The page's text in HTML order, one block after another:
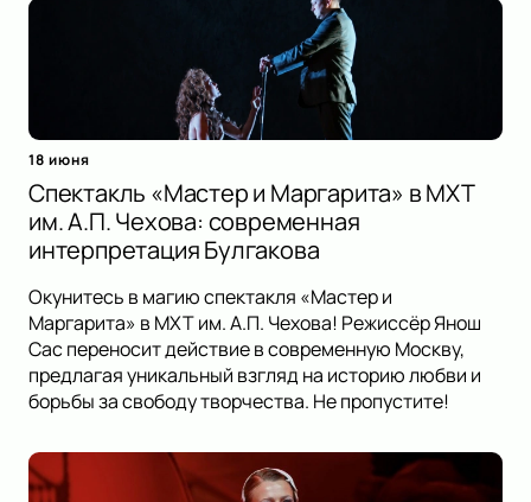
18 июня
Спектакль «Мастер и Маргарита» в МХТ
им. А.П. Чехова: современная
интерпретация Булгакова
Окунитесь в магию спектакля «Мастер и
Маргарита» в МХТ им. А.П. Чехова! Режиссёр Янош
Сас переносит действие в современную Москву,
предлагая уникальный взгляд на историю любви и
борьбы за свободу творчества. Не пропустите!